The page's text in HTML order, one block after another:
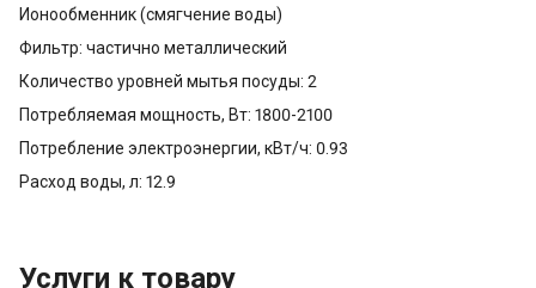
Ионообменник (смягчение воды)
Фильтр: частично металлический
Количество уровней мытья посуды: 2
Потребляемая мощность, Вт: 1800-2100
Потребление электроэнергии, кВт/ч: 0.93
Расход воды, л: 12.9
Услуги к товару